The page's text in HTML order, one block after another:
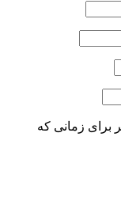
برای زمانی که